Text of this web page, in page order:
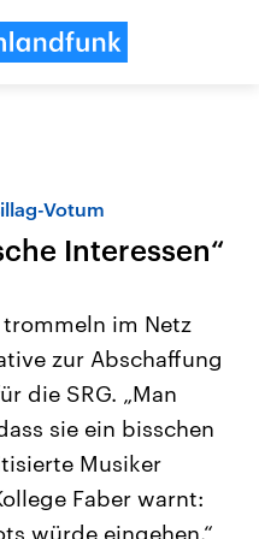
USA
Aktuelle Beiträge,
Hintergründe
Wirtschaftlich und
gehören die Vereinigten
den mächtigsten Ländern
mit großem Einfluss auf
Votum
Interessen“
im Netz
zur Abschaffung
die SRG. „Man
sie ein bisschen
Musiker
Faber warnt:
würde eingehen.“